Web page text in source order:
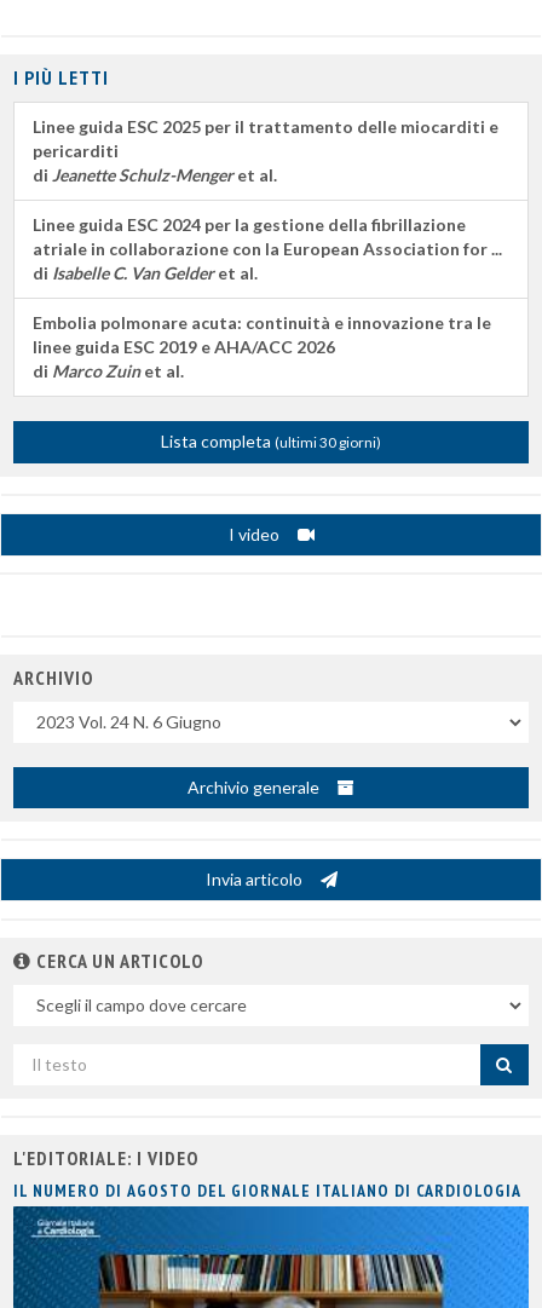
I PIÙ LETTI
Linee guida ESC 2025 per il trattamento delle miocarditi e
pericarditi
di Jeanette Schulz-Mengeret al.
Linee guida ESC 2024 per la gestione della fibrillazione
atriale in collaborazione con la European Association for ...
di Isabelle C. Van Gelderet al.
Embolia polmonare acuta: continuità e innovazione tra le
linee guida ESC 2019 e AHA/ACC 2026
di Marco Zuinet al.
Lista completa (ultimi 30 giorni)
I video
ARCHIVIO
Uscite
Archivio generale
Invia articolo
CERCA UN ARTICOLO
Nel
Cerca
L'EDITORIALE: I VIDEO
IL NUMERO DI AGOSTO DEL GIORNALE ITALIANO DI CARDIOLOGIA